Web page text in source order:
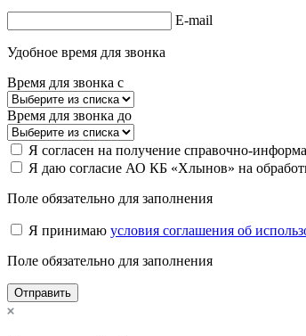
E-mail
Удобное время для звонка
Время для звонка с
Время для звонка до
Я согласен на получение справочно-
Я даю согласие АО КБ «Хлынов» на
Поле обязательно для заполнения
Я принимаю условия соглашения об
Поле обязательно для заполнения
Отправить